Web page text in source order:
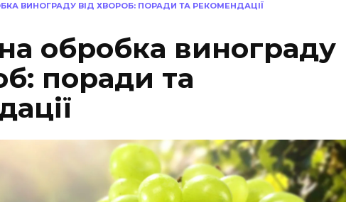
ВИНОГРАДУ ВІД ХВОРОБ: ПОРАДИ ТА РЕКОМЕНДАЦІЇ
обробка винограду
поради та